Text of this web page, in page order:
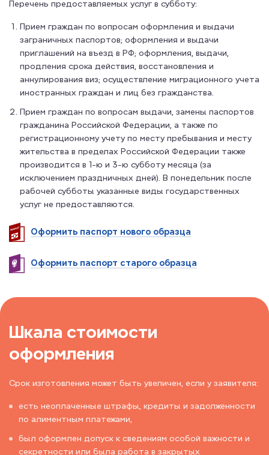
Перечень предоставляемых услуг в субботу:
Прием граждан по вопросам оформления и выдачи
заграничных паспортов; оформления и выдачи
приглашений на въезд в РФ; оформления, выдачи,
продления срока действия, восстановления и
аннулирования виз; осуществление миграционного учета
иностранных граждан и лиц без гражданства.
Прием граждан по вопросам выдачи, замены паспортов
гражданина Российской Федерации, а также по
регистрационному учету по месту пребывания и месту
жительства в пределах Российской Федерации также
производится в 1-ю и 3-ю субботу месяца (за
исключением праздничных дней). В понедельник после
рабочей субботы указанные виды государственных
услуг не предоставляются.
Оформить паспорт нового образца
Оформить паспорт старого образца
Шкала стоимости
оформления
Срок изготовления может быть увеличен, если у заявителя:
есть неоплаченные штрафы, кредиты и задолженности
по алиментным платежами,
был оформлен допуск к сведениям особой важности и
секретности или была работа в закрытых